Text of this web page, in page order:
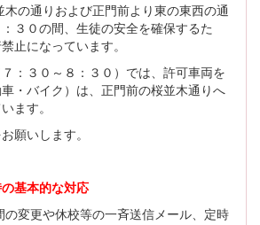
の通りおよび正門前より東の東西の通
３０の間、生徒の安全を確保するた
止になっています。
：３０～８：３０）では、許可車両を
・バイク）は、正門前の桜並木通りへ
ます。
願いします。
基本的な対応
変更や休校等の一斉送信メール、定時